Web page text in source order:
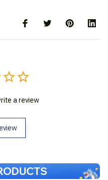
a review